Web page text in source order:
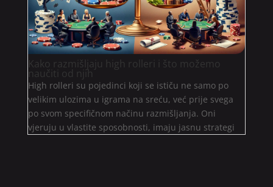
Kako razmišljaju high rolleri i što možemo
naučiti od njih
High rolleri su pojedinci koji se ističu ne samo po
velikim ulozima u igrama na sreću, već prije svega
po svom specifičnom načinu razmišljanja. Oni
vjeruju u vlastite sposobnosti, imaju jasnu strategi